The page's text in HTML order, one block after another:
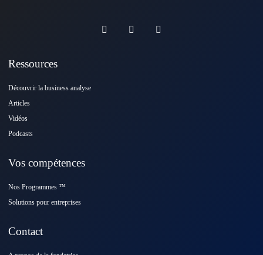
Ressources
Découvrir la business analyse
Articles
Vidéos
Podcasts
Vos compétences
Nos Programmes ™️
Solutions pour entreprises
Contact